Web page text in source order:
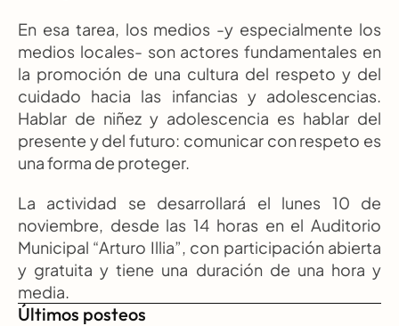
En esa tarea, los medios -y especialmente los
medios locales- son actores fundamentales en
la promoción de una cultura del respeto y del
cuidado hacia las infancias y adolescencias.
Hablar de niñez y adolescencia es hablar del
presente y del futuro: comunicar con respeto es
una forma de proteger.
La actividad se desarrollará el lunes 10 de
noviembre, desde las 14 horas en el Auditorio
Municipal “Arturo Illia”, con participación abierta
y gratuita y tiene una duración de una hora y
media.
Últimos posteos